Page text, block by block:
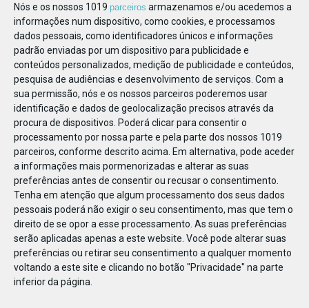
Nós e os nossos 1019 parceiros armazenamos e/ou acedemos a
informações num dispositivo, como cookies, e processamos
dados pessoais, como identificadores únicos e informações
padrão enviadas por um dispositivo para publicidade e
conteúdos personalizados, medição de publicidade e conteúdos,
pesquisa de audiências e desenvolvimento de serviços. Com a
sua permissão, nós e os nossos parceiros poderemos usar
identificação e dados de geolocalização precisos através da
procura de dispositivos. Poderá clicar para consentir o
processamento por nossa parte e pela parte dos nossos 1019
parceiros, conforme descrito acima. Em alternativa, pode aceder
a informações mais pormenorizadas e alterar as suas
preferências antes de consentir ou recusar o consentimento.
Tenha em atenção que algum processamento dos seus dados
pessoais poderá não exigir o seu consentimento, mas que tem o
direito de se opor a esse processamento. As suas preferências
serão aplicadas apenas a este website. Você pode alterar suas
preferências ou retirar seu consentimento a qualquer momento
voltando a este site e clicando no botão "Privacidade" na parte
inferior da página.
OUT 02
10_ Bolt_bannerdesecção_740x494px_F